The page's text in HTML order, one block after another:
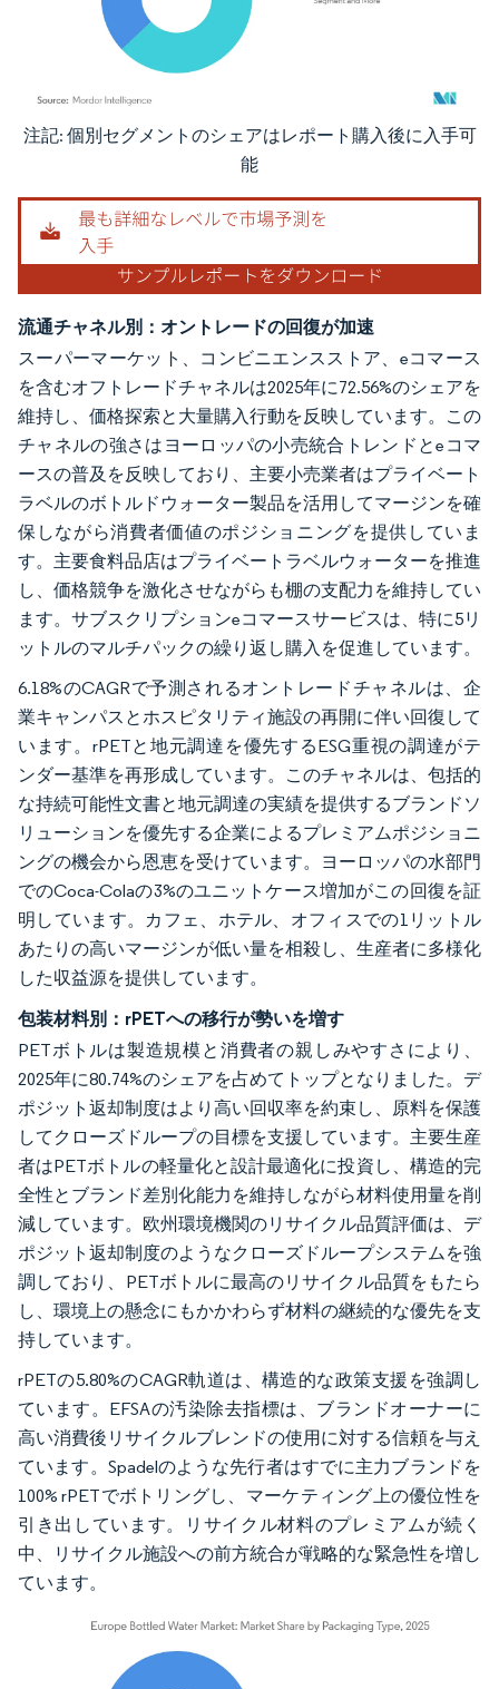
画像 © Mordor Intelligence。再利用にはCC BY 4.0の表示が必要です。
注記: 個別セグメントのシェアはレポート購入後に入手可
能
流通チャネル別：オントレードの回復が加速
スーパーマーケット、コンビニエンスストア、eコマース
を含むオフトレードチャネルは2025年に72.56%のシェアを
維持し、価格探索と大量購入行動を反映しています。この
チャネルの強さはヨーロッパの小売統合トレンドとeコマ
ースの普及を反映しており、主要小売業者はプライベート
ラベルのボトルドウォーター製品を活用してマージンを確
保しながら消費者価値のポジショニングを提供していま
す。主要食料品店はプライベートラベルウォーターを推進
し、価格競争を激化させながらも棚の支配力を維持してい
ます。サブスクリプションeコマースサービスは、特に5リ
ットルのマルチパックの繰り返し購入を促進しています。
6.18%のCAGRで予測されるオントレードチャネルは、企
業キャンパスとホスピタリティ施設の再開に伴い回復して
います。rPETと地元調達を優先するESG重視の調達がテ
ンダー基準を再形成しています。このチャネルは、包括的
な持続可能性文書と地元調達の実績を提供するブランドソ
リューションを優先する企業によるプレミアムポジショニ
ングの機会から恩恵を受けています。ヨーロッパの水部門
でのCoca-Colaの3%のユニットケース増加がこの回復を証
明しています。カフェ、ホテル、オフィスでの1リットル
あたりの高いマージンが低い量を相殺し、生産者に多様化
した収益源を提供しています。
包装材料別：rPETへの移行が勢いを増す
PETボトルは製造規模と消費者の親しみやすさにより、
2025年に80.74%のシェアを占めてトップとなりました。デ
ポジット返却制度はより高い回収率を約束し、原料を保護
してクローズドループの目標を支援しています。主要生産
者はPETボトルの軽量化と設計最適化に投資し、構造的完
全性とブランド差別化能力を維持しながら材料使用量を削
減しています。欧州環境機関のリサイクル品質評価は、デ
ポジット返却制度のようなクローズドループシステムを強
調しており、PETボトルに最高のリサイクル品質をもたら
し、環境上の懸念にもかかわらず材料の継続的な優先を支
持しています。
rPETの5.80%のCAGR軌道は、構造的な政策支援を強調し
ています。EFSAの汚染除去指標は、ブランドオーナーに
高い消費後リサイクルブレンドの使用に対する信頼を与え
ています。Spadelのような先行者はすでに主力ブランドを
100% rPETでボトリングし、マーケティング上の優位性を
引き出しています。リサイクル材料のプレミアムが続く
中、リサイクル施設への前方統合が戦略的な緊急性を増し
ています。